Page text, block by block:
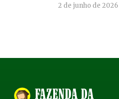
2 de junho de 2026